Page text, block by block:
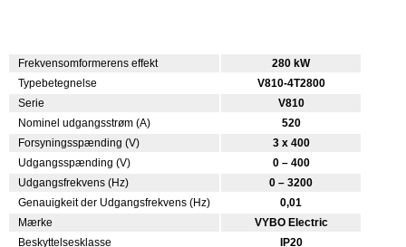
Frekvensomformerens effekt
280 kW
Typebetegnelse
V810-4T2800
Serie
V810
Nominel udgangsstrøm (A)
520
Forsyningsspænding (V)
3 x 400
Udgangsspænding (V)
0 – 400
Udgangsfrekvens (Hz)
0 – 3200
Genauigkeit der Udgangsfrekvens (Hz)
0,01
Mærke
VYBO Electric
Beskyttelsesklasse
IP20